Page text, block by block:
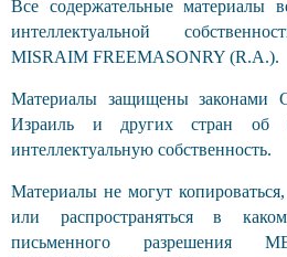
Все содержательные материалы
интеллектуальной
MISRAIM FREEMASONRY (R.A.).
Материалы защищены законами
Израиль и других стран об
интеллектуальную собственность.
Материалы не могут копироваться,
или распространяться в
письменного разрешения